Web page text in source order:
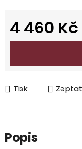
4 460 Kč
Měrná cena:
Tisk
Popis